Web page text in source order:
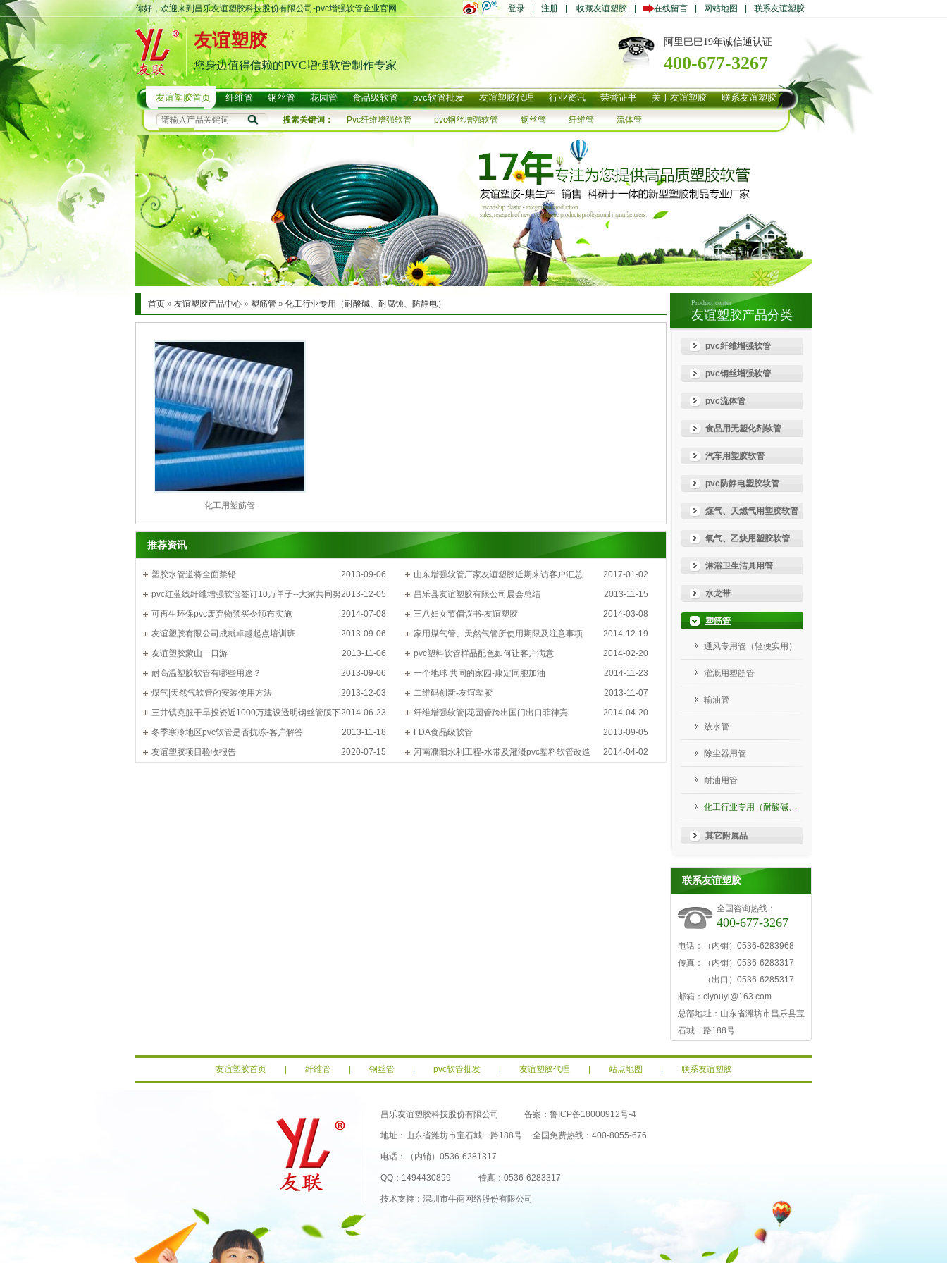
你好，欢迎来到昌乐友谊塑胶科技股份有限公司-pvc增强软管企业官网 登录 注册 收藏友谊塑胶 在线留言 网站地图 联系友谊塑胶
友谊塑胶
您身边值得信赖的PVC增强软管制作专家
阿里巴巴19年诚信通认证
400-677-3267
友谊塑胶首页 纤维管 钢丝管 花园管 食品级软管 pvc软管批发 友谊塑胶代理 行业资讯 荣誉证书 关于友谊塑胶 联系友谊塑胶
搜素关键词： Pvc纤维增强软管 pvc钢丝增强软管 钢丝管 纤维管 流体管
首页 » 友谊塑胶产品中心 » 塑筋管 » 化工行业专用（耐酸碱、耐腐蚀、防静电）
化工用塑筋管
推荐资讯
2013-09-06
塑胶水管道将全面禁铅 2017-01-02
山东增强软管厂家友谊塑胶近期来访客户汇总
2013-12-05
pvc红蓝线纤维增强软管签订10万单子--大家共同努
力的结果
2013-11-15
昌乐县友谊塑胶有限公司晨会总结
2014-07-08
可再生环保pvc废弃物禁买令颁布实施 2014-03-08
三八妇女节倡议书-友谊塑胶
2013-09-06
友谊塑胶有限公司成就卓越起点培训班 2014-12-19
家用煤气管、天然气管所使用期限及注意事项
2013-11-06
友谊塑胶蒙山一日游 2014-02-20
pvc塑料软管样品配色如何让客户满意
2013-09-06
耐高温塑胶软管有哪些用途？ 2014-11-23
一个地球 共同的家园-康定同胞加油
2013-12-03
煤气|天然气软管的安装使用方法 2013-11-07
二维码创新-友谊塑胶
2014-06-23
三井镇克服干旱投资近1000万建设透明钢丝管膜下
滴灌工程
2014-04-20
纤维增强软管|花园管跨出国门出口菲律宾
2013-11-18
冬季寒冷地区pvc软管是否抗冻-客户解答 2013-09-05
FDA食品级软管
2020-07-15
友谊塑胶项目验收报告 2014-04-02
河南濮阳水利工程-水带及灌溉pvc塑料软管改造
Product center
友谊塑胶产品分类
pvc纤维增强软管
pvc钢丝增强软管
pvc流体管
食品用无塑化剂软管
汽车用塑胶软管
pvc防静电塑胶软管
煤气、天燃气用塑胶软管
氧气、乙炔用塑胶软管
淋浴卫生洁具用管
水龙带
塑筋管
通风专用管（轻便实用）
灌溉用塑筋管
输油管
放水管
除尘器用管
耐油用管
化工行业专用（耐酸碱、
耐腐蚀、防静电）
其它附属品
联系友谊塑胶
全国咨询热线：
400-677-3267
电话：（内销）0536-6283968
传真：（内销）0536-6283317
（出口）0536-6285317
邮箱：clyouyi@163.com
总部地址：山东省潍坊市昌乐县宝
石城一路188号
友谊塑胶首页 纤维管 钢丝管 pvc软管批发 友谊塑胶代理 站点地图 联系友谊塑胶
昌乐友谊塑胶科技股份有限公司 备案： 鲁ICP备18000912号-4
地址：山东省潍坊市宝石城一路188号 全国免费热线：400-8055-676
电话：（内销）0536-6281317
QQ：1494430899 传真：0536-6283317
技术支持：深圳市牛商网络股份有限公司